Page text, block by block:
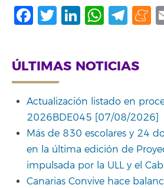
Facebook
Twitter
LinkedIn
ÚLTIMAS NOTICIAS
Actualización listado en
2026BDE045 [07/08/2026]
Más de 830 escolares y 24
en la última edición de
impulsada por la ULL y el
Canarias Convive hace